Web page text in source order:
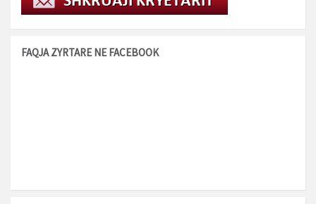
FAQJA ZYRTARE NE FACEBOOK